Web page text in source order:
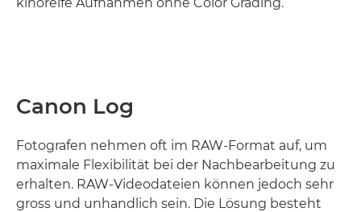
Canon Log
Fotografen nehmen oft im RAW-Format auf, um
maximale Flexibilität bei der Nachbearbeitung zu
erhalten. RAW-Videodateien können jedoch sehr
gross und unhandlich sein. Die Lösung besteht